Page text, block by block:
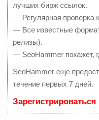
лучших бирж ссылок.
— Регулярная проверка
— Все известные
релизы).
— SeoHammer покажет,
SeoHammer еще
течение первых 7 дней.